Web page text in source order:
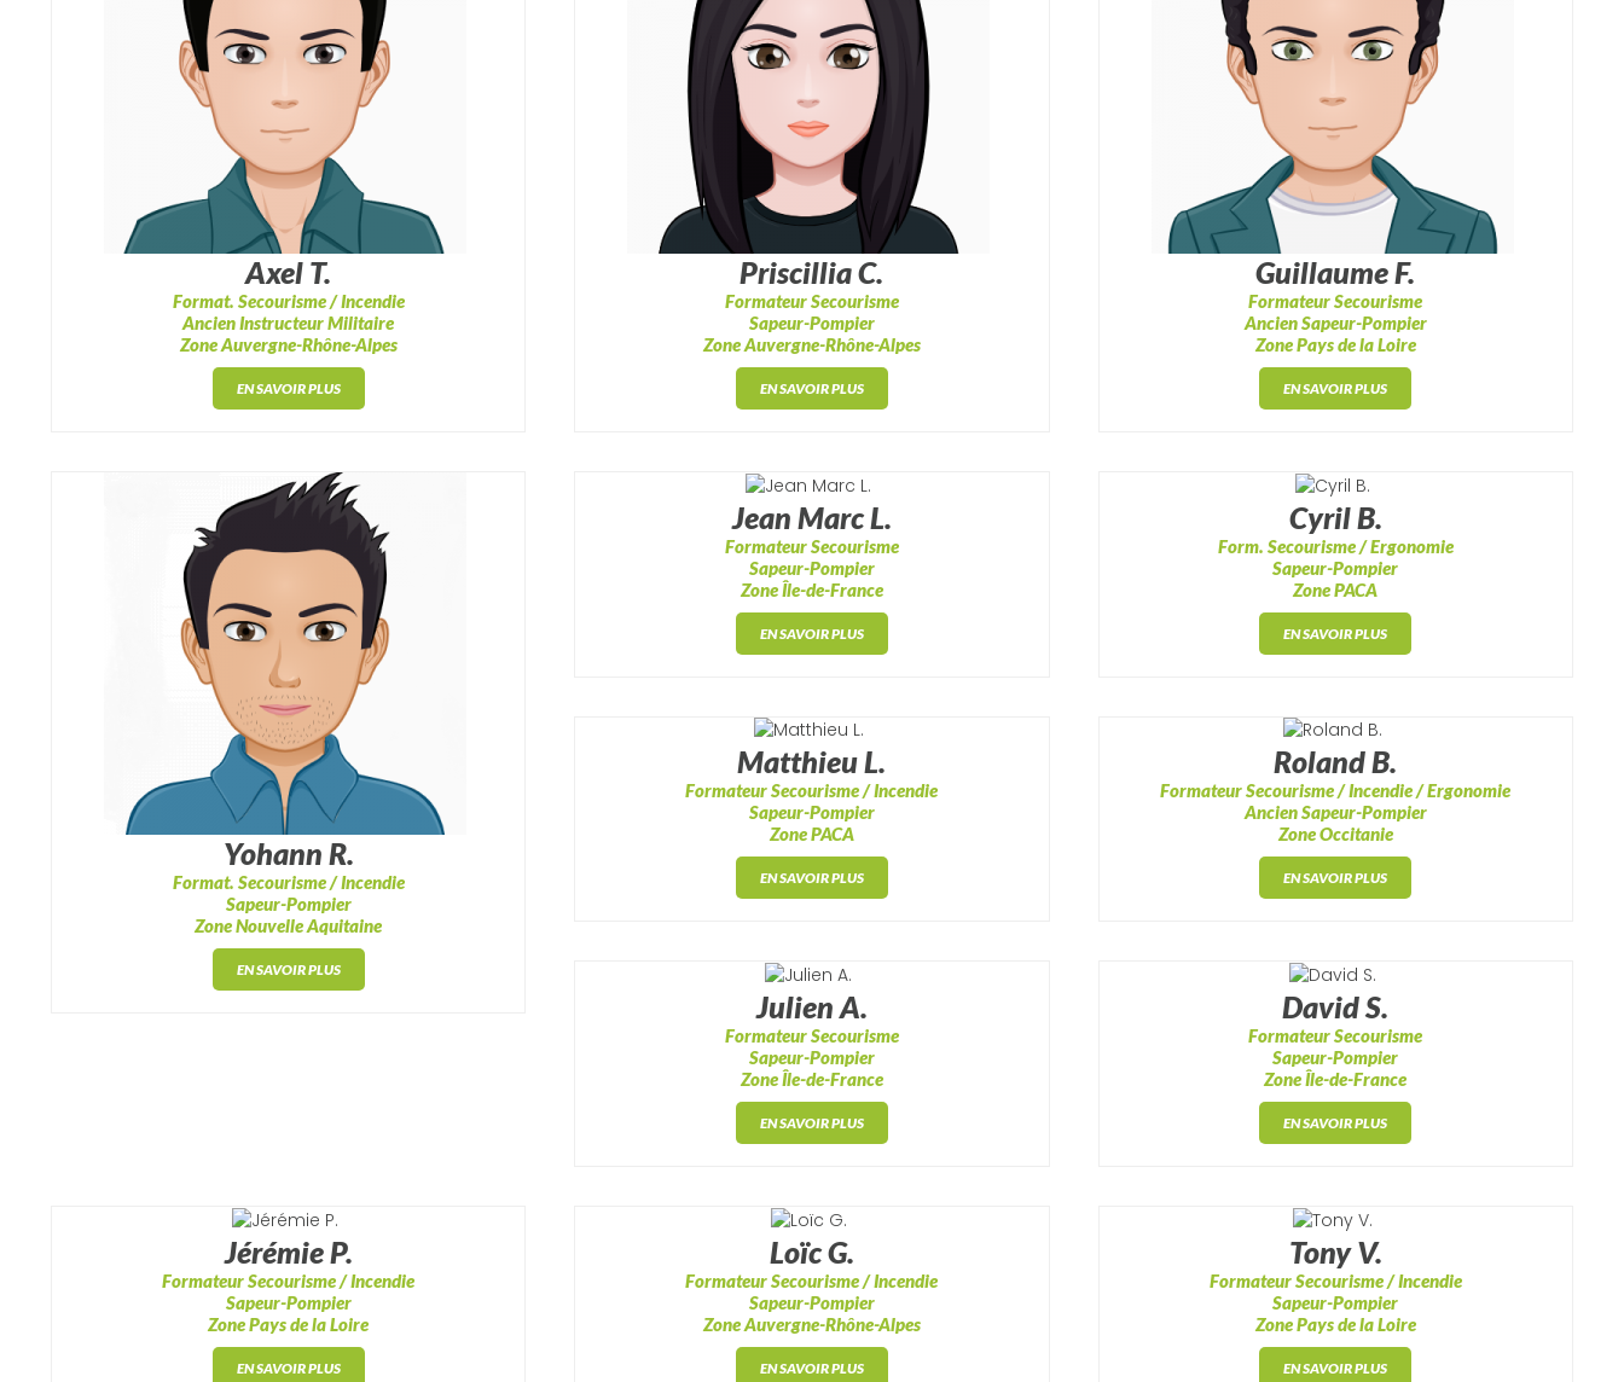
Axel T.
Format. Secourisme / Incendie
Ancien Instructeur Militaire
Zone Auvergne-Rhône-Alpes
EN SAVOIR PLUS
Priscillia C.
Formateur Secourisme
Sapeur-Pompier
Zone Auvergne-Rhône-Alpes
EN SAVOIR PLUS
Guillaume F.
Formateur Secourisme
Ancien Sapeur-Pompier
Zone Pays de la Loire
EN SAVOIR PLUS
Yohann R.
Format. Secourisme / Incendie
Sapeur-Pompier
Zone Nouvelle Aquitaine
EN SAVOIR PLUS
Jean Marc L.
Formateur Secourisme
Sapeur-Pompier
Zone Île-de-France
EN SAVOIR PLUS
Cyril B.
Form. Secourisme / Ergonomie
Sapeur-Pompier
Zone PACA
EN SAVOIR PLUS
Matthieu L.
Formateur Secourisme / Incendie
Sapeur-Pompier
Zone PACA
EN SAVOIR PLUS
Roland B.
Formateur Secourisme / Incendie / Ergonomie
Ancien Sapeur-Pompier
Zone Occitanie
EN SAVOIR PLUS
Julien A.
Formateur Secourisme
Sapeur-Pompier
Zone Île-de-France
EN SAVOIR PLUS
David S.
Formateur Secourisme
Sapeur-Pompier
Zone Île-de-France
EN SAVOIR PLUS
Jérémie P.
Formateur Secourisme / Incendie
Sapeur-Pompier
Zone Pays de la Loire
EN SAVOIR PLUS
Loïc G.
Formateur Secourisme / Incendie
Sapeur-Pompier
Zone Auvergne-Rhône-Alpes
EN SAVOIR PLUS
Tony V.
Formateur Secourisme / Incendie
Sapeur-Pompier
Zone Pays de la Loire
EN SAVOIR PLUS